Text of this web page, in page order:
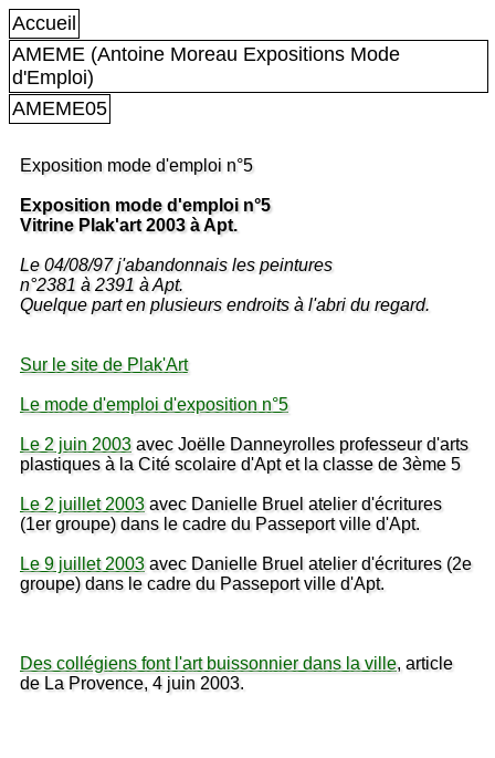
Accueil
AMEME (Antoine Moreau Expositions Mode
d'Emploi)
AMEME05
Exposition mode d'emploi n°5
Exposition mode d'emploi n°5
Vitrine Plak'art 2003 à Apt.
Le 04/08/97 j'abandonnais les peintures
n°2381 à 2391 à Apt.
Quelque part en plusieurs endroits à l'abri du regard.
Sur le site de Plak'Art
Le mode d'emploi d'exposition n°5
Le 2 juin 2003avec Joëlle Danneyrolles professeur d'arts
plastiques à la Cité scolaire d'Apt et la classe de 3ème 5
Le 2 juillet 2003avec Danielle Bruel atelier d'écritures
(1er groupe) dans le cadre du Passeport ville d'Apt.
Le 9 juillet 2003avec Danielle Bruel atelier d'écritures (2e
groupe) dans le cadre du Passeport ville d'Apt.
Des collégiens font l'art buissonnier dans la ville, article
de La Provence, 4 juin 2003.